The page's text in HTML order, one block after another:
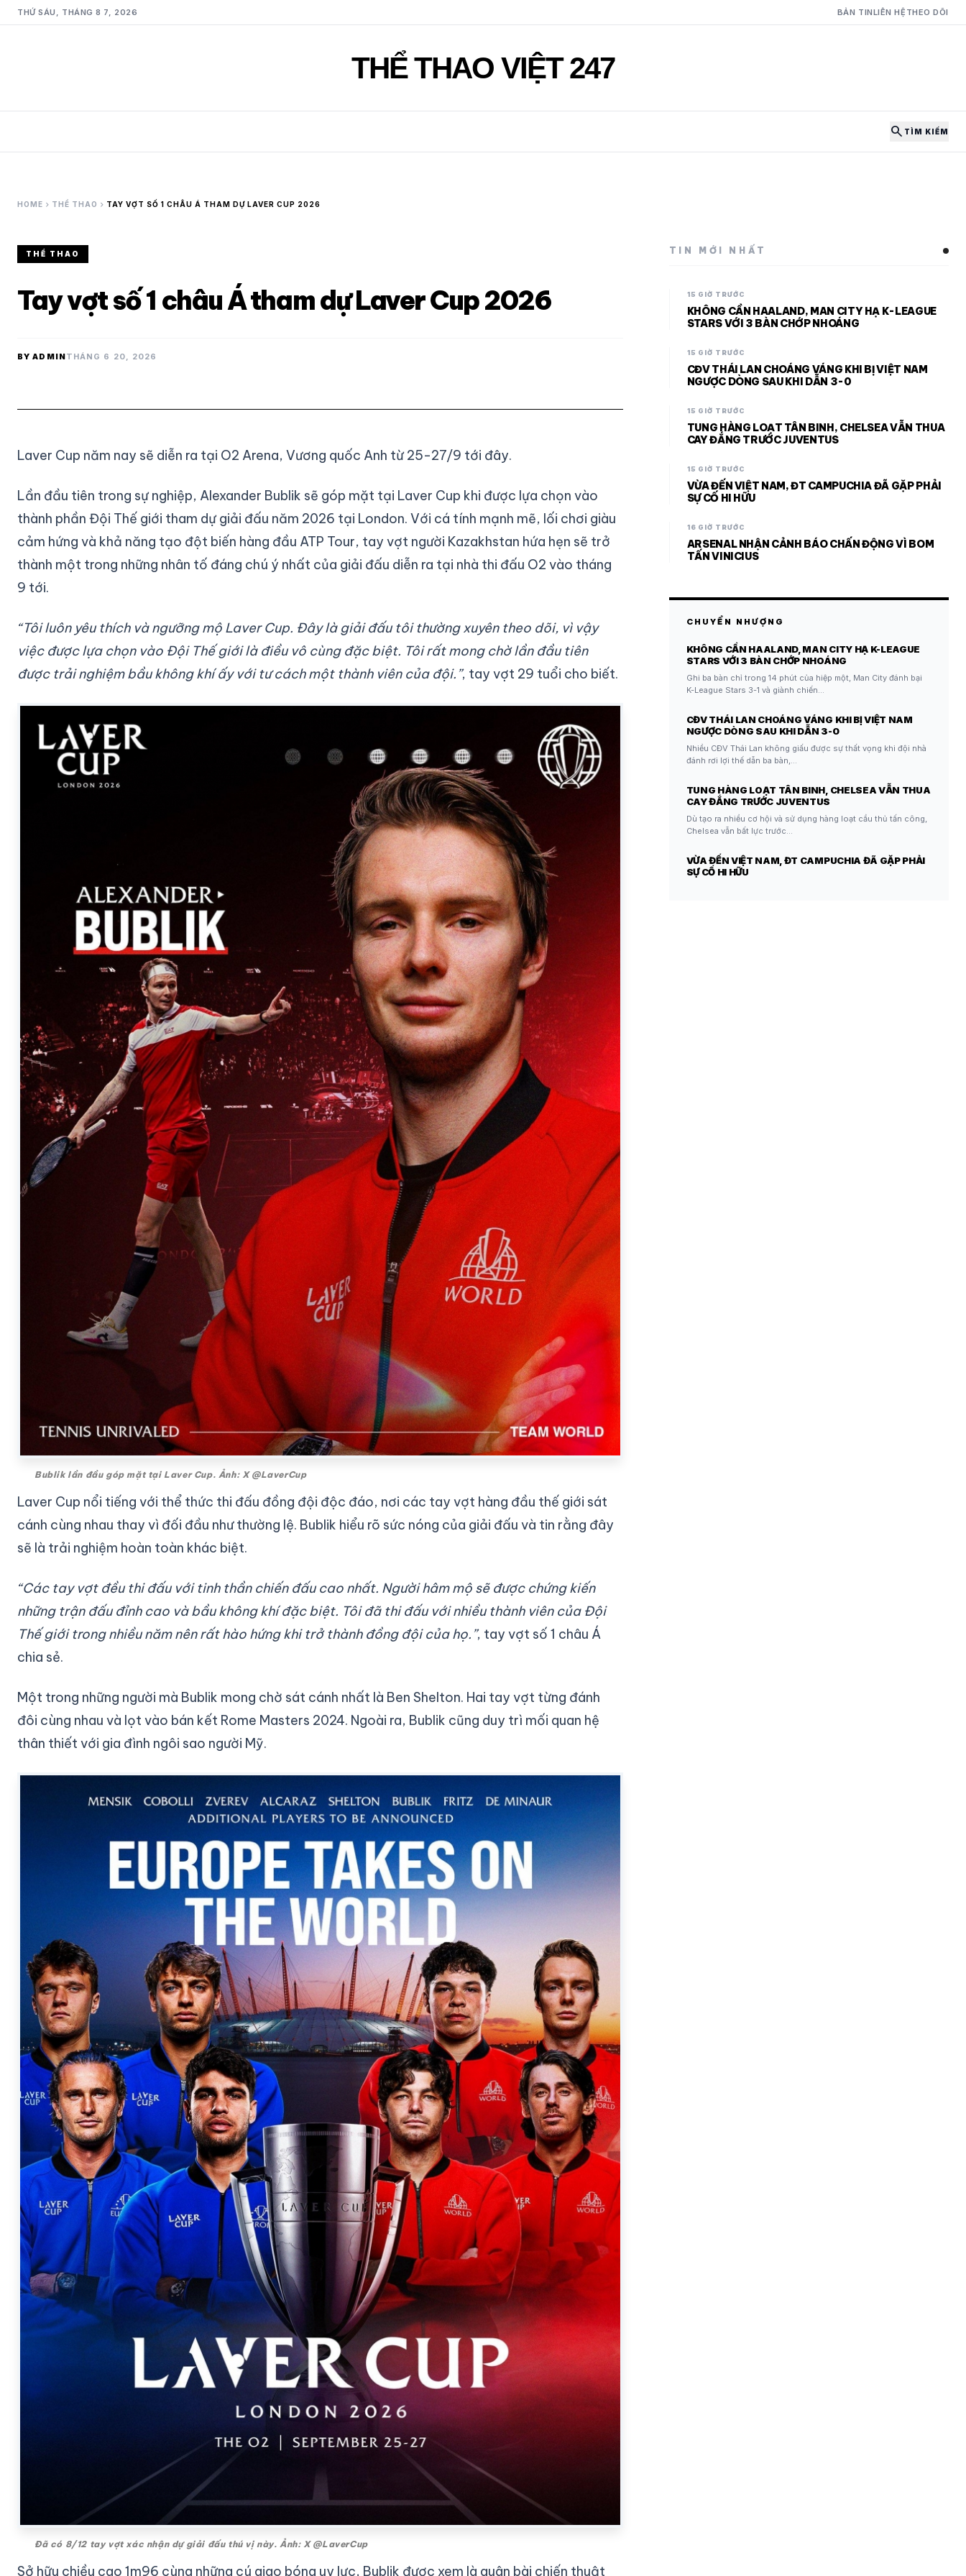
THỨ SÁU, THÁNG 8 7, 2026 BẢN TINLIÊN HỆ THEO DÕI
THỂ THAO VIỆT 247
search TÌM KIẾM
HOME chevron_right THỂ THAO chevron_right TAY VỢT SỐ 1 CHÂU Á THAM DỰ LAVER CUP 2026
THỂ THAO
Tay vợt số 1 châu Á tham dự Laver Cup 2026
BY ADMINTHÁNG 6 20, 2026
Laver Cup năm nay sẽ diễn ra tại O2 Arena, Vương quốc Anh từ 25-27/9 tới đây.
Lần đầu tiên trong sự nghiệp, Alexander Bublik sẽ góp mặt tại Laver Cup khi được lựa chọn vào
thành phần Đội Thế giới tham dự giải đấu năm 2026 tại London. Với cá tính mạnh mẽ, lối chơi giàu
cảm hứng và khả năng tạo đột biến hàng đầu ATP Tour, tay vợt người Kazakhstan hứa hẹn sẽ trở
thành một trong những nhân tố đáng chú ý nhất của giải đấu diễn ra tại nhà thi đấu O2 vào tháng
9 tới.
“Tôi luôn yêu thích và ngưỡng mộ Laver Cup. Đây là giải đấu tôi thường xuyên theo dõi, vì vậy
việc được lựa chọn vào Đội Thế giới là điều vô cùng đặc biệt. Tôi rất mong chờ lần đầu tiên
được trải nghiệm bầu không khí ấy với tư cách một thành viên của đội.”, tay vợt 29 tuổi cho biết.
Bublik lần đầu góp mặt tại Laver Cup. Ảnh: X @LaverCup
Laver Cup nổi tiếng với thể thức thi đấu đồng đội độc đáo, nơi các tay vợt hàng đầu thế giới sát
cánh cùng nhau thay vì đối đầu như thường lệ. Bublik hiểu rõ sức nóng của giải đấu và tin rằng đây
sẽ là trải nghiệm hoàn toàn khác biệt.
“Các tay vợt đều thi đấu với tinh thần chiến đấu cao nhất. Người hâm mộ sẽ được chứng kiến
những trận đấu đỉnh cao và bầu không khí đặc biệt. Tôi đã thi đấu với nhiều thành viên của Đội
Thế giới trong nhiều năm nên rất hào hứng khi trở thành đồng đội của họ.”, tay vợt số 1 châu Á
chia sẻ.
Một trong những người mà Bublik mong chờ sát cánh nhất là Ben Shelton. Hai tay vợt từng đánh
đôi cùng nhau và lọt vào bán kết Rome Masters 2024. Ngoài ra, Bublik cũng duy trì mối quan hệ
thân thiết với gia đình ngôi sao người Mỹ.
Đã có 8/12 tay vợt xác nhận dự giải đấu thú vị này. Ảnh: X @LaverCup
Sở hữu chiều cao 1m96 cùng những cú giao bóng uy lực, Bublik được xem là quân bài chiến thuật
TIN MỚI NHẤT
15 GIỜ TRƯỚC
KHÔNG CẦN HAALAND, MAN CITY HẠ K-LEAGUE
STARS VỚI 3 BÀN CHỚP NHOÁNG
15 GIỜ TRƯỚC
CĐV THÁI LAN CHOÁNG VÁNG KHI BỊ VIỆT NAM
NGƯỢC DÒNG SAU KHI DẪN 3-0
15 GIỜ TRƯỚC
TUNG HÀNG LOẠT TÂN BINH, CHELSEA VẪN THUA
CAY ĐẮNG TRƯỚC JUVENTUS
15 GIỜ TRƯỚC
VỪA ĐẾN VIỆT NAM, ĐT CAMPUCHIA ĐÃ GẶP PHẢI
SỰ CỐ HI HỮU
16 GIỜ TRƯỚC
ARSENAL NHẬN CẢNH BÁO CHẤN ĐỘNG VÌ BOM
TẤN VINICIUS
CHUYỂN NHƯỢNG
KHÔNG CẦN HAALAND, MAN CITY HẠ K-LEAGUE
STARS VỚI 3 BÀN CHỚP NHOÁNG
Ghi ba bàn chỉ trong 14 phút của hiệp một, Man City đánh bại
K-League Stars 3-1 và giành chiến…
CĐV THÁI LAN CHOÁNG VÁNG KHI BỊ VIỆT NAM
NGƯỢC DÒNG SAU KHI DẪN 3-0
Nhiều CĐV Thái Lan không giấu được sự thất vọng khi đội nhà
đánh rơi lợi thế dẫn ba bàn,…
TUNG HÀNG LOẠT TÂN BINH, CHELSEA VẪN THUA
CAY ĐẮNG TRƯỚC JUVENTUS
Dù tạo ra nhiều cơ hội và sử dụng hàng loạt cầu thủ tấn công,
Chelsea vẫn bất lực trước…
VỪA ĐẾN VIỆT NAM, ĐT CAMPUCHIA ĐÃ GẶP PHẢI
SỰ CỐ HI HỮU